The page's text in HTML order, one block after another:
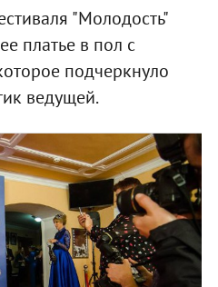
"Молодость"
платье в пол с
подчеркнуло
ведущей.